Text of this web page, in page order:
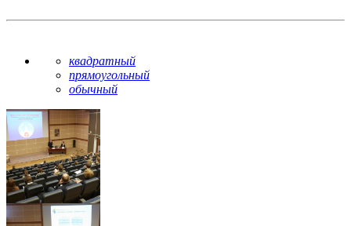
квадратный
прямоугольный
обычный